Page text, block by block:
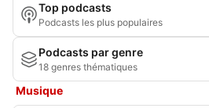
Top podcasts
Podcasts les plus populaires
Podcasts par genre
18 genres thématiques
Musique